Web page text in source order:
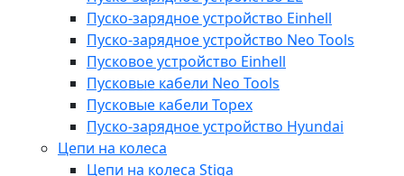
Пуско-зарядное устройство Einhell
Пуско-зарядное устройство Neo Tools
Пусковое устройство Einhell
Пусковые кабели Neo Tools
Пусковые кабели Topex
Пуско-зарядное устройство Hyundai
Цепи на колеса
Цепи на колеса Stiga